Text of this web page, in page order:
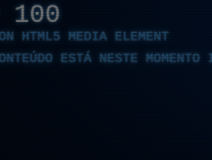
100
HTML5 MEDIA ELEMENT
ESTÁ NESTE